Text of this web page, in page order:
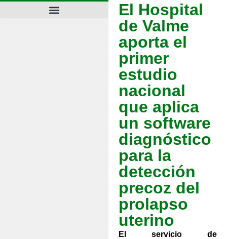
El Hospital
de Valme
aporta el
primer
estudio
nacional
que aplica
un software
diagnóstico
para la
detección
precoz del
prolapso
uterino
El servicio de